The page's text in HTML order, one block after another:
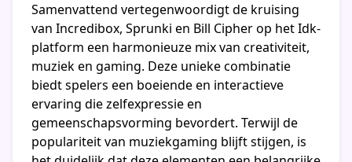
Samenvattend vertegenwoordigt de kruising
van Incredibox, Sprunki en Bill Cipher op het Idk-
platform een harmonieuze mix van creativiteit,
muziek en gaming. Deze unieke combinatie
biedt spelers een boeiende en interactieve
ervaring die zelfexpressie en
gemeenschapsvorming bevordert. Terwijl de
populariteit van muziekgaming blijft stijgen, is